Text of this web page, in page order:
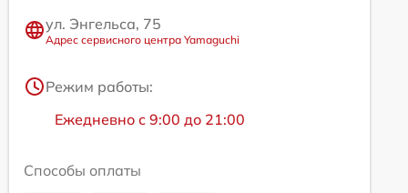
ул. Энгельса, 75
Адрес сервисного центра Yamaguchi
Режим работы:
Ежедневно с 9:00 до 21:00
Способы оплаты